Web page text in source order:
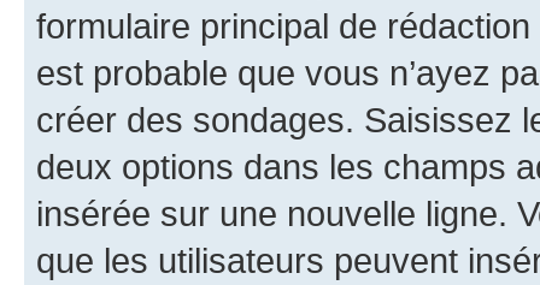
formulaire principal de
est probable que vous n’ayez
créer des sondages. Saisissez
deux options dans les champs
insérée sur une nouvelle ligne.
que les utilisateurs peuvent